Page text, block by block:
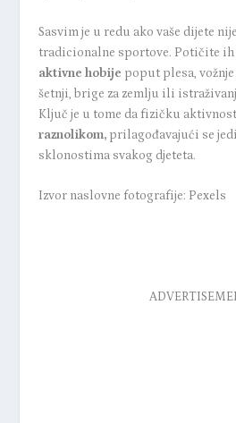
Sasvim je u redu ako vaše dijete
tradicionalne sportove. Potičite ih
aktivne hobije poput plesa,
šetnji, brige za zemlju ili
Ključ je u tome da fizičku
raznolikom,prilagođavajući se
sklonostima svakog djeteta.
Izvor naslovne fotografije: Pexels